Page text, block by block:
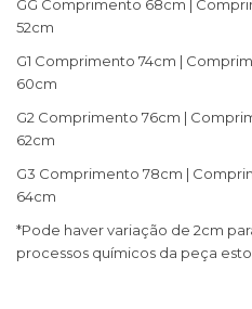
GG Comprimento 68cm |
52cm
G1 Comprimento 74cm |
60cm
G2 Comprimento 76cm |
62cm
G3 Comprimento 78cm |
64cm
*Pode haver variação de 2cm
processos químicos da peça